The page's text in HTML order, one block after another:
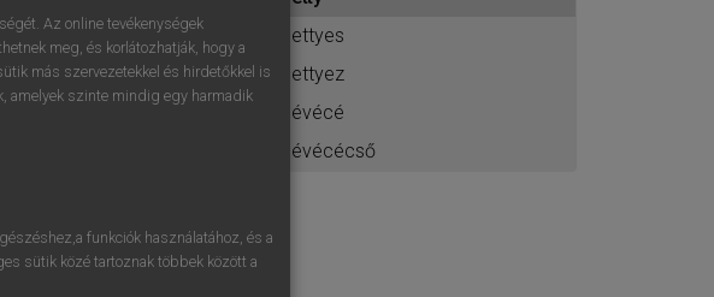
elindításához
ésbelépek.
REGISZTRÁCIÓ
pettyes
pettyez
pévécé
pévécécső
Az online tevékenységek
meg, és korlátozhatják, hogy a
más szervezetekkel és hirdetőkkel is
amelyek szinte mindig egy harmadik
funkciók használatához, és a
sütik közé tartoznak többek között a